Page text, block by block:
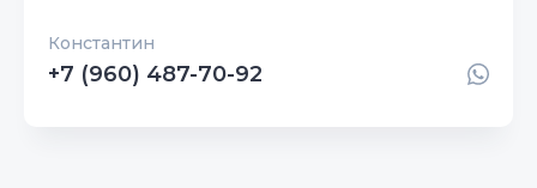
Константин
+7 (960) 487-70-92